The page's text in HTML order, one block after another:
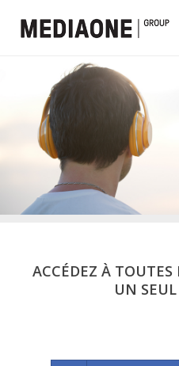
ACCÉDEZ À TOUTES
UN